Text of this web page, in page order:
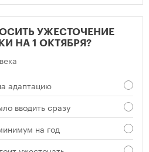
УЖЕСТОЧЕНИЕ
НА 1 ОКТЯБРЯ?
адаптацию
вводить сразу
на год